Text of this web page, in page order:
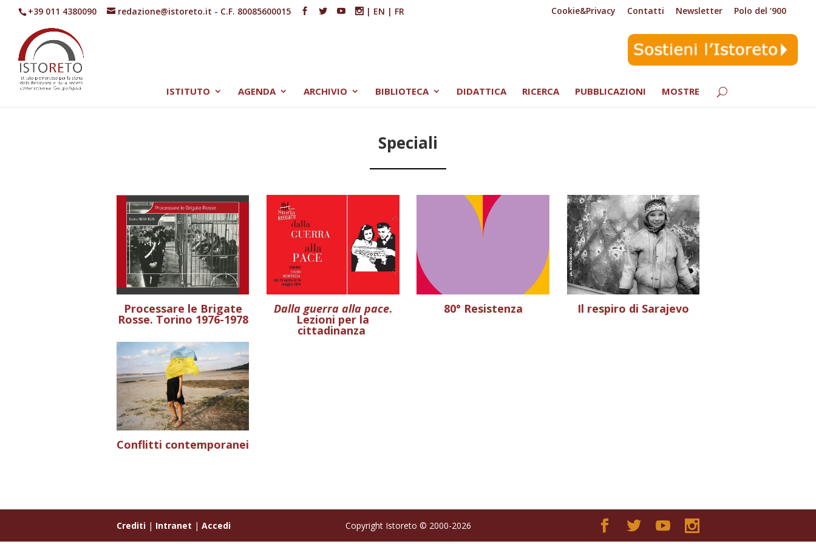
+39 011 4380090 redazione@istoreto.it - C.F. 80085600015 | EN | FR Cookie&Privacy Contatti Newsletter Polo del ‘900
ISTITUTO AGENDA ARCHIVIO BIBLIOTECA DIDATTICA RICERCA PUBBLICAZIONI MOSTRE
Speciali
Processare le Brigate
Rosse. Torino 1976-1978
Conflitti contemporanei
Dalla guerra alla pace.
Lezioni per la
cittadinanza
80° Resistenza Il respiro di Sarajevo
Crediti | Intranet | Accedi Copyright Istoreto © 2000-2026